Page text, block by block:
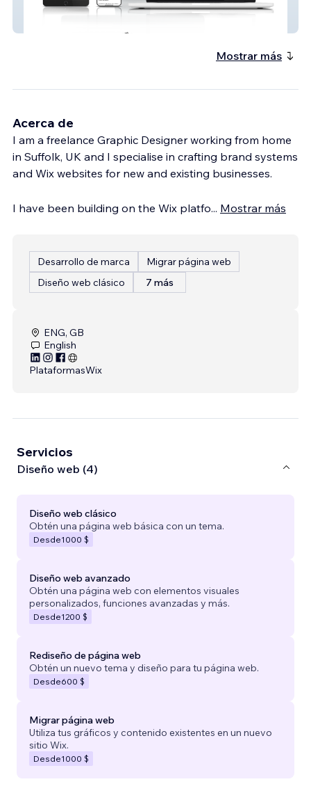
Mostrar más
Acerca de
I am a freelance Graphic Designer working from home
in Suffolk, UK and I specialise in crafting brand systems
and Wix websites for new and existing businesses.
I have been building on the Wix platfo... Mostrar más
Desarrollo de marca
Migrar página web
Diseño web clásico
7 más
ENG, GB
English
PlataformasWix
Servicios
Diseño web (4)
Diseño web clásico
Obtén una página web básica con un tema.
Desde1000 $
Diseño web avanzado
Obtén una página web con elementos visuales
personalizados, funciones avanzadas y más.
Desde1200 $
Rediseño de página web
Obtén un nuevo tema y diseño para tu página web.
Desde600 $
Migrar página web
Utiliza tus gráficos y contenido existentes en un nuevo
sitio Wix.
Desde1000 $